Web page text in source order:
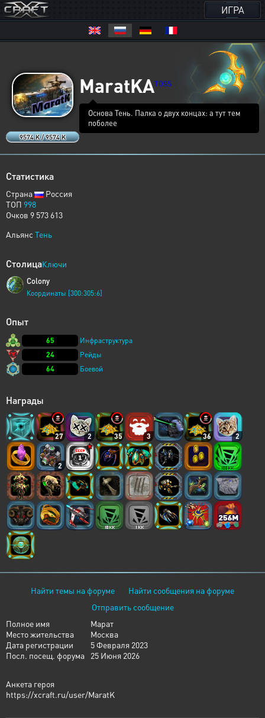
ИГРА
9574 K / 9574 K
MaratKATOSS
Основа Тень. Палка о двух концах: а тут тем
поболее
Статистика
Страна
Россия
ТОП 998
Очков 9 573 613
Альянс Тень
СтолицаКлючи
Colony
Координаты [300:305:6]
Опыт
65
Инфраструктура
24
Рейды
64
Боевой
Награды
27 2 35 3 36 2
2
Найти темы на форуме
Найти сообщения на форуме
Отправить сообщение
Полное имя
Марат
Место жительства
Москва
Дата регистрации
5 Февраля 2023
Посл. посещ. форума
25 Июня 2026
Анкета героя
https://xcraft.ru/user/MaratK